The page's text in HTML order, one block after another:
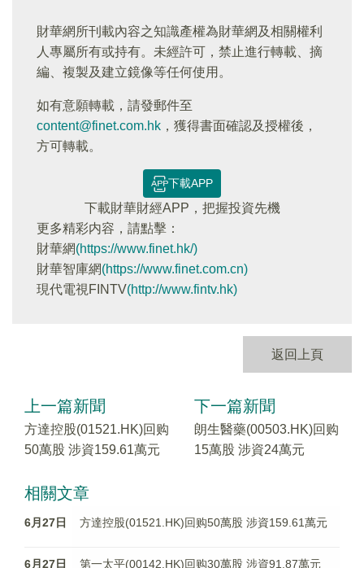
財華網所刊載內容之知識產權為財華網及相關權利
人專屬所有或持有。未經許可，禁止進行轉載、摘
編、複製及建立鏡像等任何使用。
如有意願轉載，請發郵件至
content@finet.com.hk ，獲得書面確認及授權後，
方可轉載。
下載APP
下載財華財經APP，把握投資先機
更多精彩内容，請點擊：
財華網(https://www.finet.hk/)
財華智庫網(https://www.finet.com.cn)
現代電視FINTV(http://www.fintv.hk)
返回上頁
上一篇新聞
方達控股(01521.HK)回购
50萬股 涉資159.61萬元
下一篇新聞
朗生醫藥(00503.HK)回购
15萬股 涉資24萬元
相關文章
6月27日 方達控股(01521.HK)回购50萬股 涉資159.61萬元
6月27日 第一太平(00142.HK)回购30萬股 涉資91.87萬元